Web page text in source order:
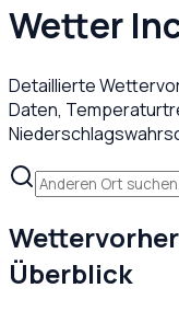
Wetter
Detaillierte
Daten,
Überblick